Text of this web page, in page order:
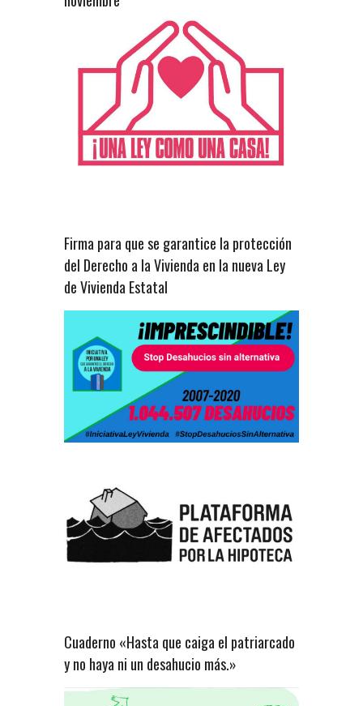
Firma para que se garantice la protección
del Derecho a la Vivienda en la nueva Ley
de Vivienda Estatal
Cuaderno «Hasta que caiga el patriarcado
y no haya ni un desahucio más.»